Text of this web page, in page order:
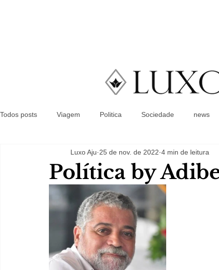
Todos posts Viagem Politica Sociedade news
Política by
Luxo Aju 25 de nov. de 2022 4 min de leitura